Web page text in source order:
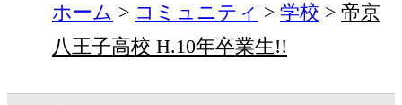
ホーム コミュニティ 学校
帝京
八王子高校 H.10年卒業生!!